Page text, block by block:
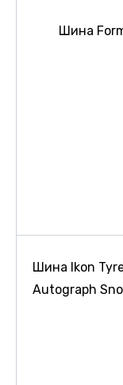
Шина
Шина Ikon
Autograph